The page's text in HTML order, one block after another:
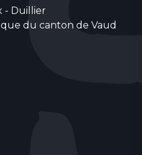
- Duillier
du canton de Vaud